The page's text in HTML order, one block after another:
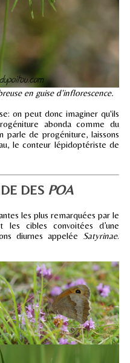
en guise d'inflorescence.
on peut donc imaginer qu'ils
abonda comme du
parle de progéniture, laissons
le conteur lépidoptériste de
DES POA
les plus remarquées par le
les cibles convoitées d’une
diurnes appelée
Satyrinae.